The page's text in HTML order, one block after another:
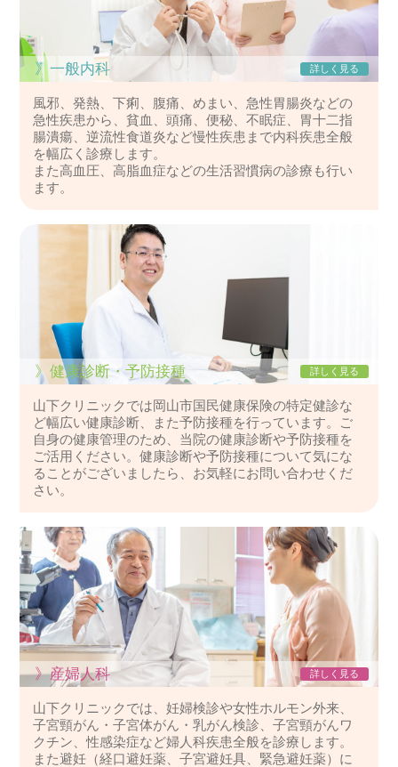
》一般内科 詳しく見る
風邪、発熱、下痢、腹痛、めまい、急性胃腸炎などの
急性疾患から、貧血、頭痛、便秘、不眠症、胃十二指
腸潰瘍、逆流性食道炎など慢性疾患まで内科疾患全般
を幅広く診療します。
また高血圧、高脂血症などの生活習慣病の診療も行い
ます。
》健康診断・予防接種 詳しく見る
山下クリニックでは岡山市国民健康保険の特定健診な
ど幅広い健康診断、また予防接種を行っています。ご
自身の健康管理のため、当院の健康診断や予防接種を
ご活用ください。健康診断や予防接種について気にな
ることがございましたら、お気軽にお問い合わせくだ
さい。
》産婦人科 詳しく見る
山下クリニックでは、妊婦検診や女性ホルモン外来、
子宮頸がん・子宮体がん・乳がん検診、子宮頸がんワ
クチン、性感染症など婦人科疾患全般を診療します。
また避妊（経口避妊薬、子宮避妊具、緊急避妊薬）に